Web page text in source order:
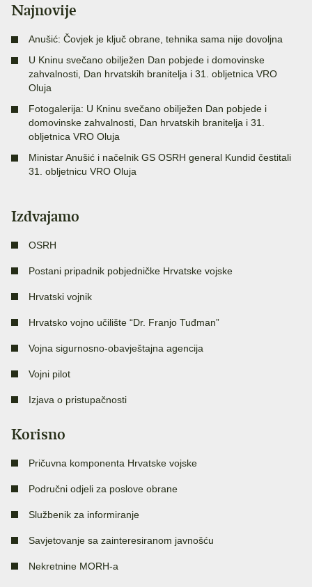
Najnovije
Anušić: Čovjek je ključ obrane, tehnika sama nije dovoljna
U Kninu svečano obilježen Dan pobjede i domovinske
zahvalnosti, Dan hrvatskih branitelja i 31. obljetnica VRO
Oluja
Fotogalerija: U Kninu svečano obilježen Dan pobjede i
domovinske zahvalnosti, Dan hrvatskih branitelja i 31.
obljetnica VRO Oluja
Ministar Anušić i načelnik GS OSRH general Kundid čestitali
31. obljetnicu VRO Oluja
Izdvajamo
OSRH
Postani pripadnik pobjedničke Hrvatske vojske
Hrvatski vojnik
Hrvatsko vojno učilište “Dr. Franjo Tuđman”
Vojna sigurnosno-obavještajna agencija
Vojni pilot
Izjava o pristupačnosti
Korisno
Pričuvna komponenta Hrvatske vojske
Područni odjeli za poslove obrane
Službenik za informiranje
Savjetovanje sa zainteresiranom javnošću
Nekretnine MORH-a